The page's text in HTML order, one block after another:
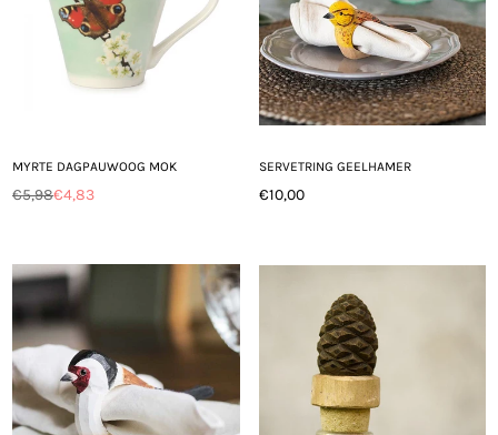
MYRTE DAGPAUWOOG MOK
Normale
€5,98€4,83
SERVETRING GEELHAMER
Normale
€10,00